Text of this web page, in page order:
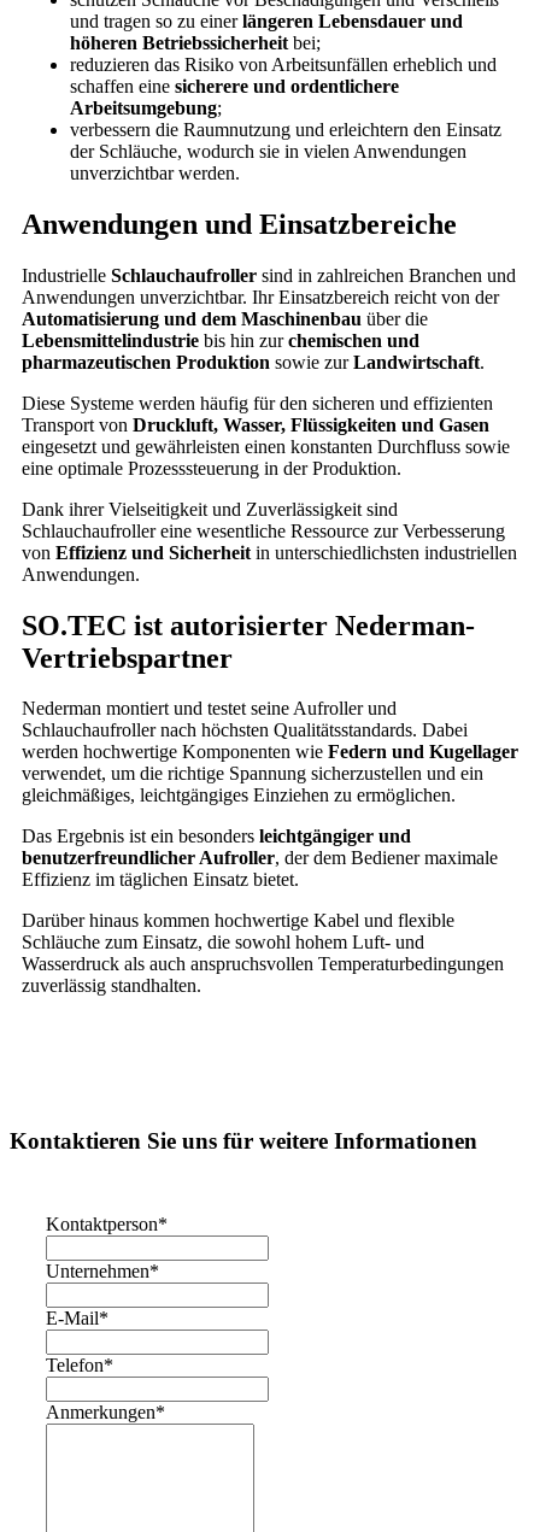
und tragen so zu einerlängeren Lebensdauer und
höheren Betriebssicherheit bei;
reduzieren das Risiko von Arbeitsunfällen erheblich und
schaffen eine sicherere und ordentlichere
Arbeitsumgebung;
verbessern die Raumnutzung und erleichtern den Einsatz
der Schläuche, wodurch sie in vielen Anwendungen
unverzichtbar werden.
Anwendungen und Einsatzbereiche
Industrielle Schlauchaufroller sind in zahlreichen Branchen und
Anwendungen unverzichtbar. Ihr Einsatzbereich reicht von der
Automatisierung und dem Maschinenbau über die
Lebensmittelindustrie bis hin zurchemischen und
pharmazeutischen Produktion sowie zurLandwirtschaft.
Diese Systeme werden häufig für den sicheren und effizienten
Transport von Druckluft, Wasser, Flüssigkeiten und Gasen
eingesetzt und gewährleisten einen konstanten Durchfluss sowie
eine optimale Prozesssteuerung in der Produktion.
Dank ihrer Vielseitigkeit und Zuverlässigkeit sind
Schlauchaufroller eine wesentliche Ressource zur Verbesserung
von Effizienz und Sicherheit in unterschiedlichsten industriellen
Anwendungen.
SO.TEC ist autorisierter Nederman-
Vertriebspartner
Nederman montiert und testet seine Aufroller und
Schlauchaufroller nach höchsten Qualitätsstandards. Dabei
werden hochwertige Komponenten wie Federn und Kugellager
verwendet, um die richtige Spannung sicherzustellen und ein
gleichmäßiges, leichtgängiges Einziehen zu ermöglichen.
Das Ergebnis ist ein besonders leichtgängiger und
benutzerfreundlicher Aufroller, der dem Bediener maximale
Effizienz im täglichen Einsatz bietet.
Darüber hinaus kommen hochwertige Kabel und flexible
Schläuche zum Einsatz, die sowohl hohem Luft- und
Wasserdruck als auch anspruchsvollen Temperaturbedingungen
zuverlässig standhalten.
Kontaktieren Sie uns für weitere Informationen
Kontaktperson*
Unternehmen*
E-Mail*
Telefon*
Anmerkungen*